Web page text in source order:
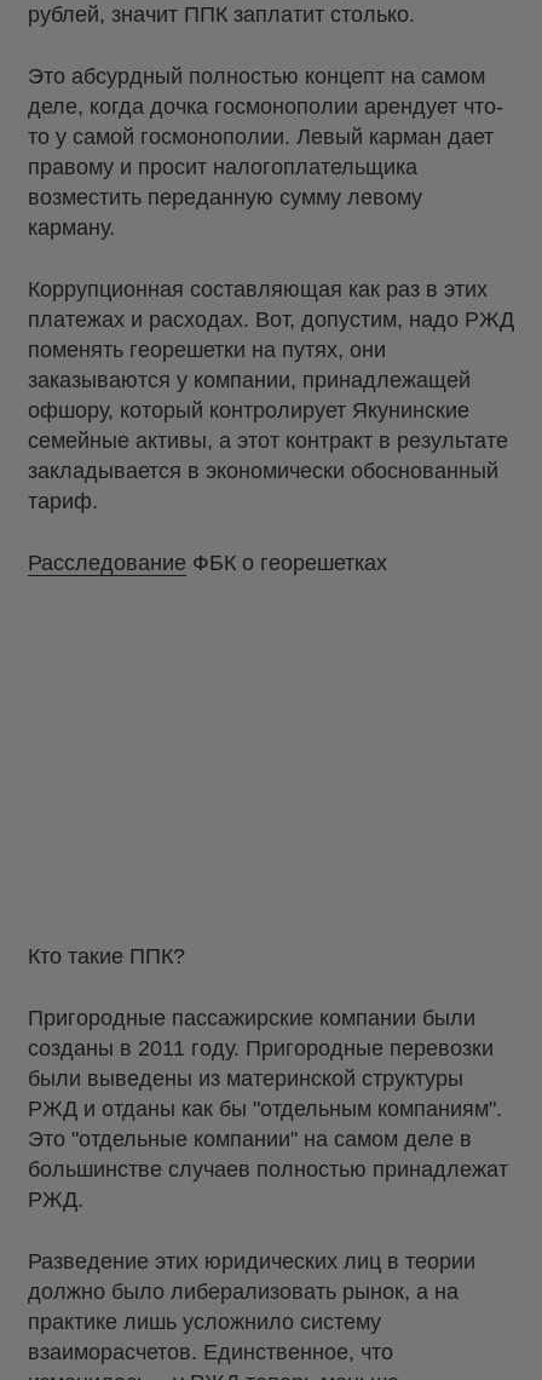
рублей, значит ППК заплатит столько.
Это абсурдный полностью концепт на самом
деле, когда дочка госмонополии арендует что-
то у самой госмонополии. Левый карман дает
правому и просит налогоплательщика
возместить переданную сумму левому
карману.
Коррупционная составляющая как раз в этих
платежах и расходах. Вот, допустим, надо РЖД
поменять георешетки на путях, они
заказываются у компании, принадлежащей
офшору, который контролирует Якунинские
семейные активы, а этот контракт в результате
закладывается в экономически обоснованный
тариф.
Расследование ФБК о георешетках
Кто такие ППК?
Пригородные пассажирские компании были
созданы в 2011 году. Пригородные перевозки
были выведены из материнской структуры
РЖД и отданы как бы "отдельным компаниям".
Это "отдельные компании" на самом деле в
большинстве случаев полностью принадлежат
РЖД.
Разведение этих юридических лиц в теории
должно было либерализовать рынок, а на
практике лишь усложнило систему
взаиморасчетов. Единственное, что